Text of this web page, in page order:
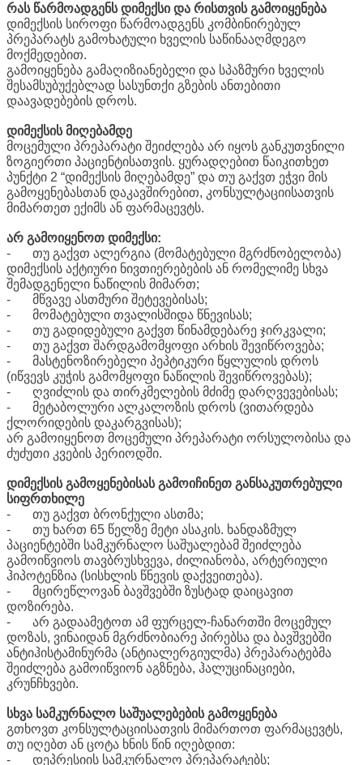
რას წარმოადგენს დიმექსი და რისთვის გამოიყენება
დიმექსის სიროფი წარმოადგენს კომბინირებულ
პრეპარატს გამოხატული ხველის საწინააღმდეგო
მოქმედებით.
გამოიყენება გამაღიზიანებელი და სპაზმური ხველის
შესამსუბუქებლად სასუნთქი გზების ანთებითი
დაავადებების დროს.
დიმექსის მიღებამდე
მოცემული პრეპარატი შეიძლება არ იყოს განკუთვნილი
ზოგიერთი პაციენტისათვის. ყურადღებით წაიკითხეთ
პუნქტი 2 “დიმექსის მიღებამდე” და თუ გაქვთ ეჭვი მის
გამოყენებასთან დაკავშირებით, კონსულტაციისათვის
მიმართეთ ექიმს ან ფარმაცევტს.
არ გამოიყენოთ დიმექსი:
-
თუ გაქვთ ალერგია (მომატებული მგრძნობელობა)
დიმექსის აქტიური ნივთიერებების ან რომელიმე სხვა
შემადგენელი ნაწილის მიმართ;
-
მწვავე ასთმური შეტევებისას;
-
მომატებული თვალისშიდა წნევისას;
-
თუ გადიდებული გაქვთ წინამდებარე ჯირკვალი;
-
თუ გაქვთ შარდგამომყოფი არხის შევიწროვება;
-
მასტენოზირებელი პეპტიკური წყლულის დროს
(იწვევს კუჭის გამომყოფი ნაწილის შევიწროვებას);
-
ღვიძლის და თირკმელების მძიმე დარღვევებისას;
-
მეტაბოლური ალკალოზის დროს (ვითარდება
ქლორიდების დაკარგვისას);
არ გამოიყენოთ მოცემული პრეპარატი ორსულობისა და
ძუძუთი კვების პერიოდში.
დიმექსის გამოყენებისას გამოიჩინეთ განსაკუთრებული
სიფრთხილე
-
თუ გაქვთ ბრონქული ასთმა;
-
თუ ხართ 65 წელზე მეტი ასაკის. ხანდაზმულ
პაციენტებში სამკურნალო საშუალებამ შეიძლება
გამოიწვიოს თავბრუსხვევა, ძილიანობა, არტერიული
ჰიპოტენზია (სისხლის წნევის დაქვეითება).
-
მცირეწლოვან ბავშვებში ზუსტად დაიცავით
დოზირება.
-
არ გადაამეტოთ ამ ფურცელ-ჩანართში მოცემულ
დოზას, ვინაიდან მგრძნობიარე პირებსა და ბავშვებში
ანტიჰისტამინურმა (ანტიალერგიულმა) პრეპარატებმა
შეიძლება გამოიწვიონ აგზნება, ჰალუცინაციები,
კრუნჩხვები.
სხვა სამკურნალო საშუალებების გამოყენება
გთხოვთ კონსულტაციისათვის მიმართოთ ფარმაცევტს,
თუ იღებთ ან ცოტა ხნის წინ იღებდით:
-
დეპრესიის სამკურნალო პრეპარატებს;